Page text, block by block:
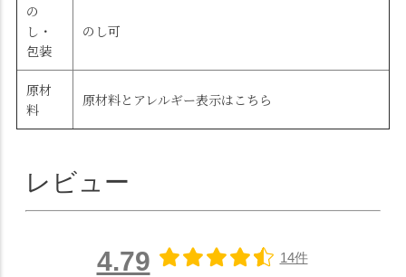
の
し・
包装
のし可
原材
料
原材料とアレルギー表示はこちら
レビュー
4.79 14件